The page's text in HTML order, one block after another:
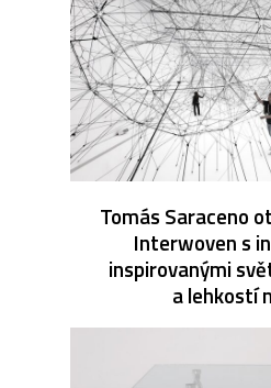
Tomás Saraceno
Interwoven s
inspirovanými
a lehkostí